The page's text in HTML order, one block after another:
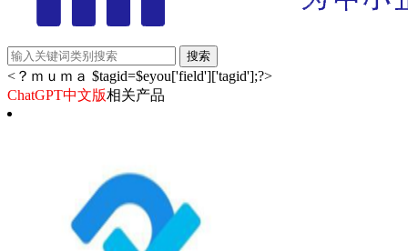
<？ｍｕｍａ $tagid=$eyou['field']['tagid'];?>
ChatGPT中文版相关产品